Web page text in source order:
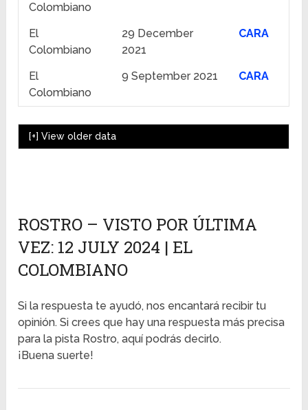
Colombiano
El
Colombiano
29 December
2021
CARA
El
Colombiano
9 September 2021 CARA
[+]View older data
ROSTRO – VISTO POR ÚLTIMA
VEZ: 12 JULY 2024 | EL
COLOMBIANO
Si la respuesta te ayudó, nos encantará recibir tu
opinión. Si crees que hay una respuesta más precisa
para la pista Rostro, aquí podrás decirlo.
¡Buena suerte!